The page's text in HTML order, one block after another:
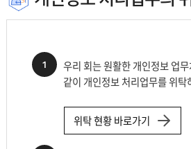
공
되
인
정
나
1
우리 회는 원활한 개인정보 업
같이 개인정보 처리업무를 위탁
위탁 현황 바로가기